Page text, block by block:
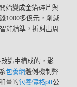
始變成金箔碎片與
1000多億元，削減
能精準，折射出周
造中構成的，影
包養網體例機制弊
量的包養價格ptt公